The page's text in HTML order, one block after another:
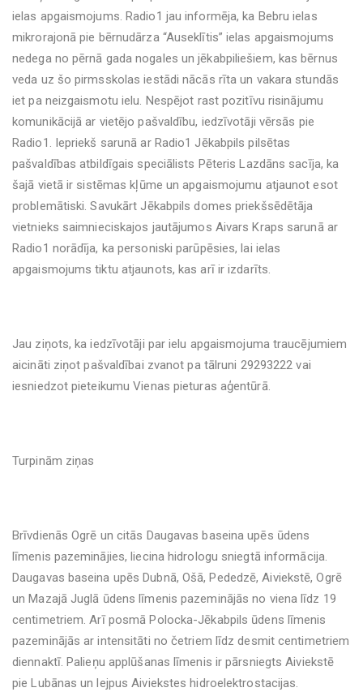
ielas apgaismojums. Radio1 jau informēja, ka Bebru ielas
mikrorajonā pie bērnudārza “Auseklītis” ielas apgaismojums
nedega no pērnā gada nogales un jēkabpiliešiem, kas bērnus
veda uz šo pirmsskolas iestādi nācās rīta un vakara stundās
iet pa neizgaismotu ielu. Nespējot rast pozitīvu risinājumu
komunikācijā ar vietējo pašvaldību, iedzīvotāji vērsās pie
Radio1. Iepriekš sarunā ar Radio1 Jēkabpils pilsētas
pašvaldības atbildīgais speciālists Pēteris Lazdāns sacīja, ka
šajā vietā ir sistēmas kļūme un apgaismojumu atjaunot esot
problemātiski. Savukārt Jēkabpils domes priekšsēdētāja
vietnieks saimnieciskajos jautājumos Aivars Kraps sarunā ar
Radio1 norādīja, ka personiski parūpēsies, lai ielas
apgaismojums tiktu atjaunots, kas arī ir izdarīts.
Jau ziņots, ka iedzīvotāji par ielu apgaismojuma traucējumiem
aicināti ziņot pašvaldībai zvanot pa tālruni 29293222 vai
iesniedzot pieteikumu Vienas pieturas aģentūrā.
Turpinām ziņas
Brīvdienās Ogrē un citās Daugavas baseina upēs ūdens
līmenis pazeminājies, liecina hidrologu sniegtā informācija.
Daugavas baseina upēs Dubnā, Ošā, Pededzē, Aiviekstē, Ogrē
un Mazajā Juglā ūdens līmenis pazeminājās no viena līdz 19
centimetriem. Arī posmā Polocka-Jēkabpils ūdens līmenis
pazeminājās ar intensitāti no četriem līdz desmit centimetriem
diennaktī. Palieņu applūšanas līmenis ir pārsniegts Aiviekstē
pie Lubānas un lejpus Aiviekstes hidroelektrostacijas.